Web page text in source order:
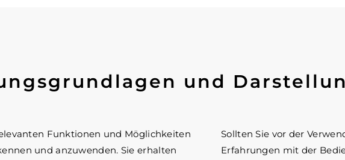
und
Funktionen und Möglichkeiten
und anzuwenden. Sie erhalten
Sollten Sie vor der
Erfahrungen mit der